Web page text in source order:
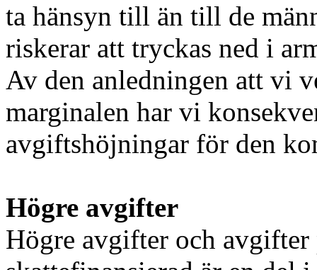
ta hänsyn till än till de
riskerar att tryckas ned i
Av den anledningen att vi
marginalen har vi
avgiftshöjningar för den
Högre avgifter
Högre avgifter och